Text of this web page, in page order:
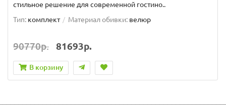
стильное решение для современной гостино..
Тип: комплект Материал обивки: велюр
90770р. 81693р.
В корзину